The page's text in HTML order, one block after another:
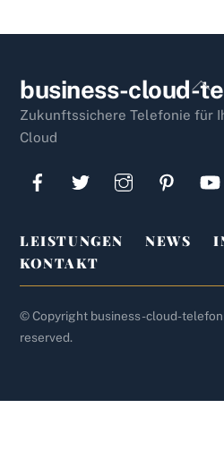
To
business-cloud-
Zukunftssichere Telefonie für
Cloud
LEISTUNGEN NEWS
KONTAKT
© Copyright business-cloud-
reserved.